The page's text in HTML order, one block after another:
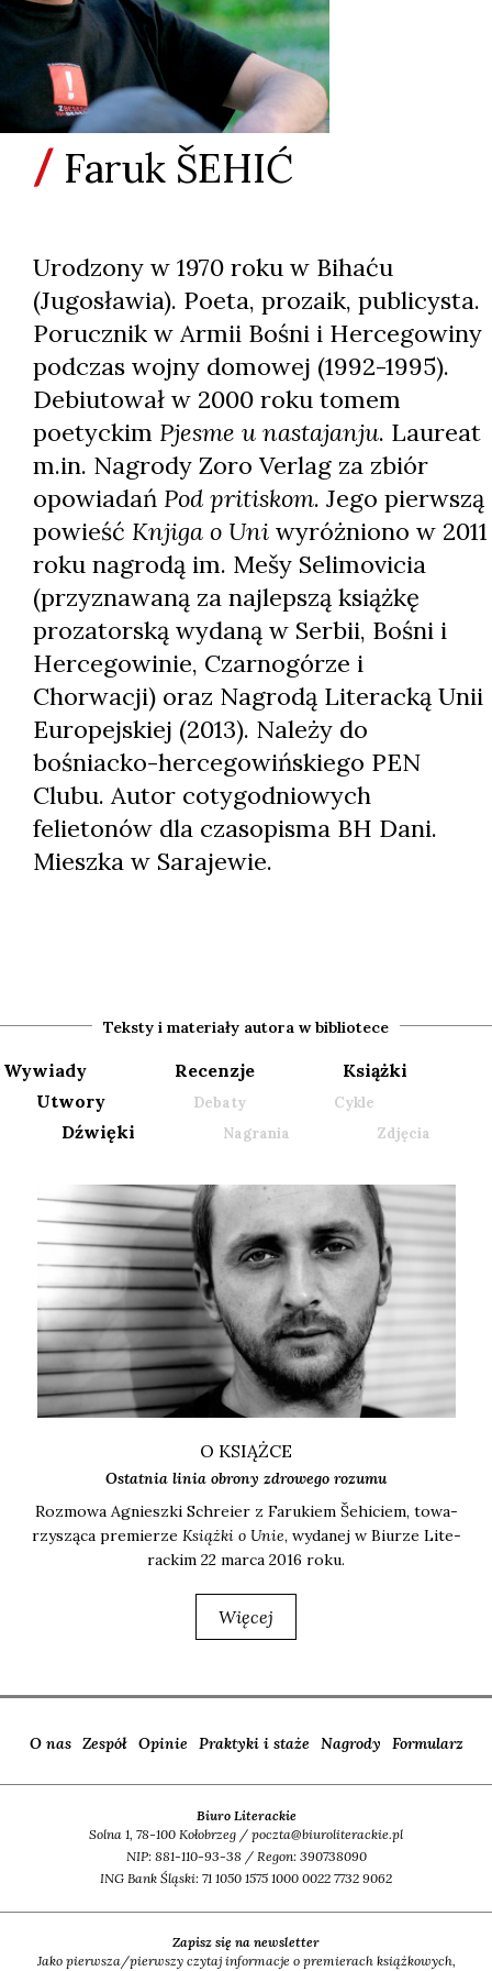
Faruk ŠEHIĆ
Urodzony w 1970 roku w Bihaću
(Jugosławia). Poeta, prozaik, publicysta.
Porucznik w Armii Bośni i Hercegowiny
podczas wojny domowej (1992-1995).
Debiutował w 2000 roku tomem
poetyckim Pjesme u nastajanju. Laureat
m.in. Nagrody Zoro Verlag za zbiór
opowiadań Pod pritiskom. Jego pierwszą
powieść Knjiga o Uni wyróżniono w 2011
roku nagrodą im. Mešy Selimovicia
(przyznawaną za najlepszą książkę
prozatorską wydaną w Serbii, Bośni i
Hercegowinie, Czarnogórze i
Chorwacji) oraz Nagrodą Literacką Unii
Europejskiej (2013). Należy do
bośniacko-hercegowińskiego PEN
Clubu. Autor cotygodniowych
felietonów dla czasopisma BH Dani.
Mieszka w Sarajewie.
Teksty i materiały autora w bibliotece
Wywiady Recenzje
Książki
Utwory
Debaty Cykle
Dźwięki Nagrania Zdjęcia
O KSIĄŻCE
Ostatnia linia obrony zdrowego rozumu
Roz­mo­wa Agniesz­ki Schre­ier z Faru­kiem Šehi­ciem, towa­
rzy­szą­ca pre­mie­rze Książ­ki o Unie, wyda­nej w Biu­rze Lite­
rac­kim 22 mar­ca 2016 roku.
Więcej
O nas Zespół Opinie Praktyki i staże Nagrody Formularz
Biuro Literackie
Solna 1, 78-100 Kołobrzeg / poczta@biuroliterackie.pl
NIP: 881-110-93-38 / Regon: 390738090
ING Bank Śląski: 71 1050 1575 1000 0022 7732 9062
Zapisz się na newsletter
Jako pierwsza/pierwszy czytaj informacje o premierach książkowych,